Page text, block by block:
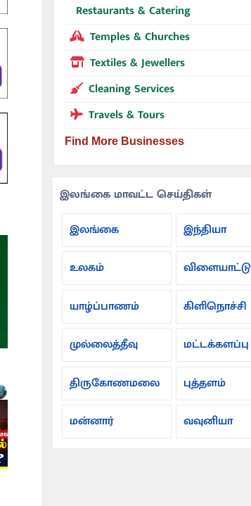
Restaurants & Catering
Temples & Churches
Textiles & Jewellers
Cleaning Services
Travels & Tours
Find More Businesses
இலங்கை மாவட்ட செய்திகள்
இலங்கை
இந்தியா
உலகம் விளையாட்டு
யாழ்ப்பாணம் கிளிநொச்சி
முல்லைத்தீவு மட்டக்களப்பு
திருகோணமலை புத்தளம்
மன்னார் வவுனியா